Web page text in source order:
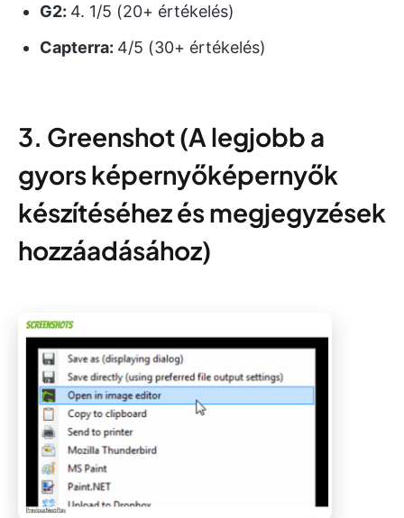
G2: 4. 1/5 (20+ értékelés)
Capterra: 4/5 (30+ értékelés)
3. Greenshot (A legjobb a
gyors képernyőképernyők
készítéséhez és megjegyzések
hozzáadásához)